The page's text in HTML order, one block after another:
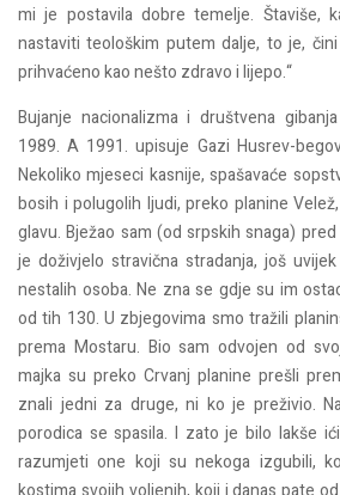
mi je postavila dobre temelje. Štaviše,
nastaviti teološkim putem dalje, to je,
prihvaćeno kao nešto zdravo i lijepo.“
Bujanje nacionalizma i društvena
1989. A 1991. upisuje Gazi Husrev-
Nekoliko mjeseci kasnije, spašavaće
bosih i polugolih ljudi, preko planine
glavu. Bježao sam (od srpskih snaga)
je doživjelo stravična stradanja, još
nestalih osoba. Ne zna se gdje su im
od tih 130. U zbjegovima smo tražili
prema Mostaru. Bio sam odvojen od
majka su preko Crvanj planine prešli
znali jedni za druge, ni ko je preživio.
porodica se spasila. I zato je bilo lakše
razumjeti one koji su nekoga izgubili,